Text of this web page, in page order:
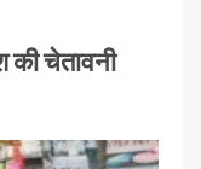
की चेतावनी